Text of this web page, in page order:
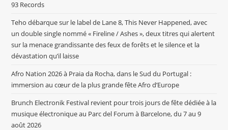
93 Records
Teho débarque sur le label de Lane 8, This Never Happened, avec
un double single nommé « Fireline / Ashes », deux titres qui alertent
sur la menace grandissante des feux de forêts et le silence et la
dévastation qu’il laisse
Afro Nation 2026 à Praia da Rocha, dans le Sud du Portugal :
immersion au cœur de la plus grande fête Afro d’Europe
Brunch Electronik Festival revient pour trois jours de fête dédiée à la
musique électronique au Parc del Forum à Barcelone, du 7 au 9
août 2026